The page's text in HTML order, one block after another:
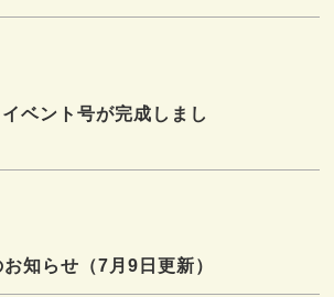
ベント号が完成しまし
知らせ（7月9日更新）